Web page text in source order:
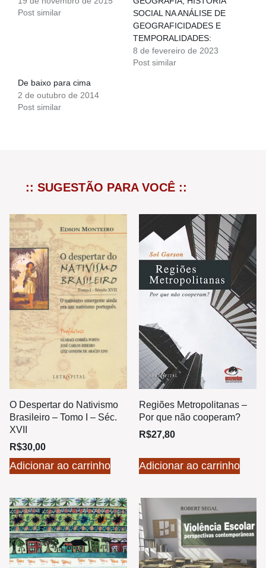
Post similar
SOCIAL NA ANÁLISE DE
GEOGRAFICIDADES E
TEMPORALIDADES:
8 de fevereiro de 2023
Post similar
De baixo para cima
2 de outubro de 2014
Post similar
:: SUGESTÃO PARA VOCÊ ::
O Despertar do Nativismo
Brasileiro – Tomo I – Séc.
XVII
R$30,00
Adicionar ao carrinho
Regiões Metropolitanas –
Por que não cooperam?
R$27,80
Adicionar ao carrinho